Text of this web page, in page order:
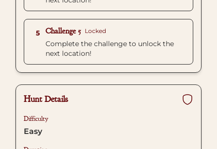
5 Challenge 5 Locked
Complete the challenge to unlock the
next location!
Hunt Details
Difficulty
Easy